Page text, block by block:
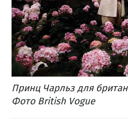
Принц Чарльз для
Фото British Vogue